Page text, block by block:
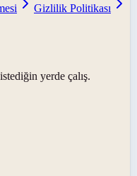
Gizlilik Politikası
yerde çalış.